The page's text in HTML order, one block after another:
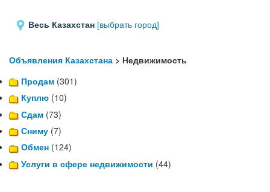
Весь Казахстан [выбрать город]
Объявления Казахстана > Недвижимость
Продам (301)
Куплю (10)
Сдам (73)
Сниму (7)
Обмен (124)
Услуги в сфере недвижимости (44)